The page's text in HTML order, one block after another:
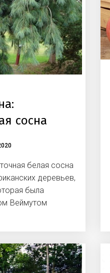
сосна
белая сосна
деревьев,
была
Веймутом